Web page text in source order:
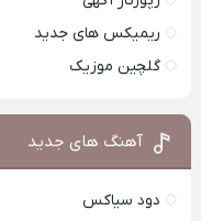
ریمیکس های جدید
گلچین موزیک
آهنگ های جدید
دود سیاکس